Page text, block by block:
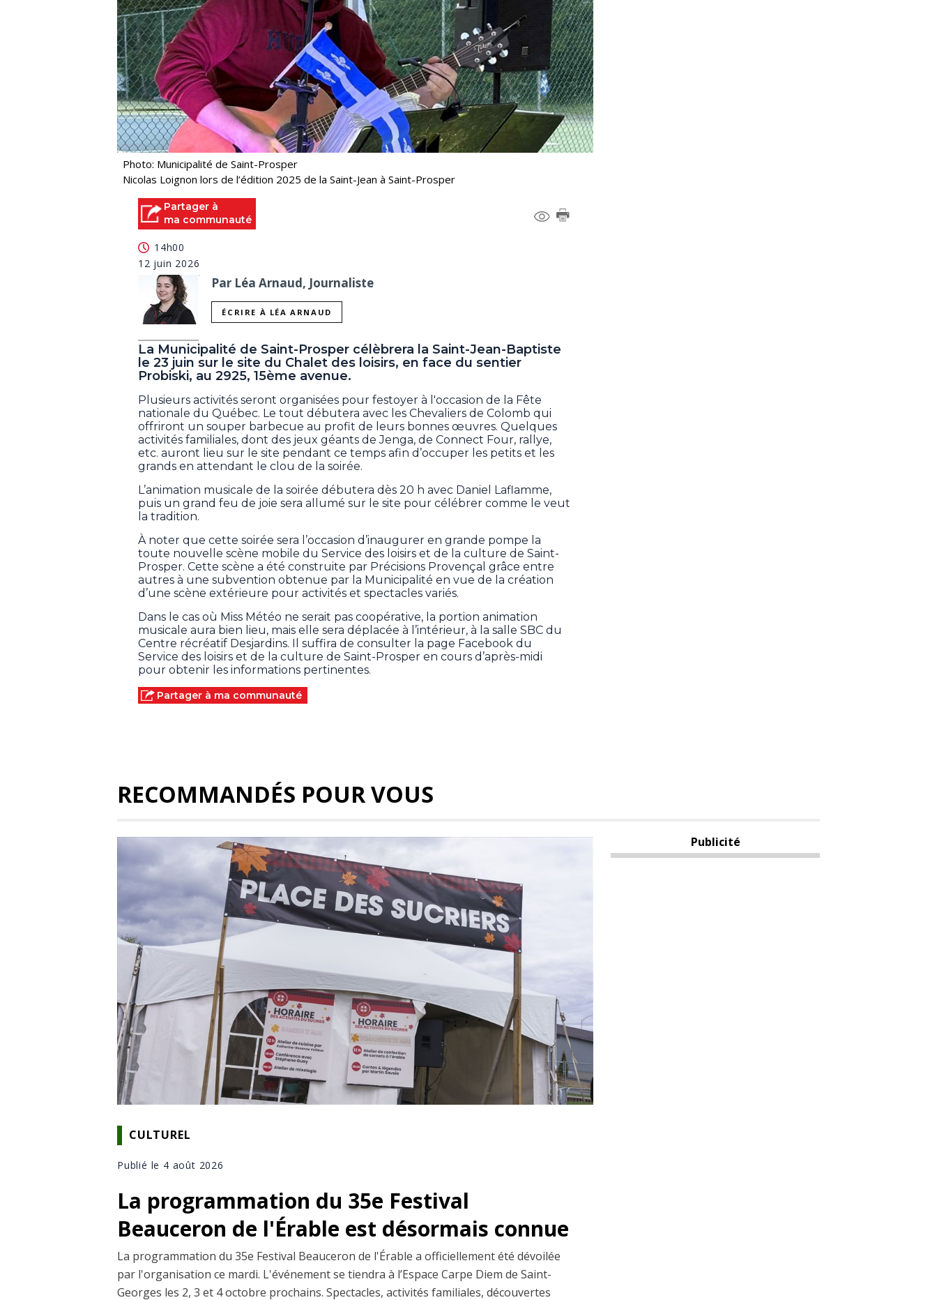
Photo: Municipalité de Saint-Prosper
Nicolas Loignon lors de l’édition 2025 de la Saint-Jean à Saint-Prosper
Partager à
ma communauté
14h00
12 juin 2026
Par Léa Arnaud, Journaliste
ÉCRIRE À LÉA ARNAUD
La Municipalité de Saint-Prosper célèbrera la Saint-Jean-Baptiste
le 23 juin sur le site du Chalet des loisirs, en face du sentier
Probiski, au 2925, 15ème avenue.
Plusieurs activités seront organisées pour festoyer à l'occasion de la Fête
nationale du Québec. Le tout débutera avec les Chevaliers de Colomb qui
offriront un souper barbecue au profit de leurs bonnes œuvres. Quelques
activités familiales, dont des jeux géants de Jenga, de Connect Four, rallye,
etc. auront lieu sur le site pendant ce temps afin d’occuper les petits et les
grands en attendant le clou de la soirée.
L’animation musicale de la soirée débutera dès 20 h avec Daniel Laflamme,
puis un grand feu de joie sera allumé sur le site pour célébrer comme le veut
la tradition.
À noter que cette soirée sera l’occasion d’inaugurer en grande pompe la
toute nouvelle scène mobile du Service des loisirs et de la culture de Saint-
Prosper. Cette scène a été construite par Précisions Provençal grâce entre
autres à une subvention obtenue par la Municipalité en vue de la création
d’une scène extérieure pour activités et spectacles variés.
Dans le cas où Miss Météo ne serait pas coopérative, la portion animation
musicale aura bien lieu, mais elle sera déplacée à l’intérieur, à la salle SBC du
Centre récréatif Desjardins. Il suffira de consulter la page Facebook du
Service des loisirs et de la culture de Saint-Prosper en cours d’après-midi
pour obtenir les informations pertinentes.
Partager à ma communauté
RECOMMANDÉS POUR VOUS
CULTUREL
Publié le 4 août 2026
La programmation du 35e Festival
Beauceron de l'Érable est désormais connue
La programmation du 35e Festival Beauceron de l'Érable a officiellement été dévoilée
par l'organisation ce mardi. L'événement se tiendra à l’Espace Carpe Diem de Saint-
Georges les 2, 3 et 4 octobre prochains. Spectacles, activités familiales, découvertes
Publicité